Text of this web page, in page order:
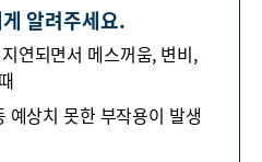
알려주세요.
연되면서 메스꺼움, 변비,
예상치 못한 부작용이 발생